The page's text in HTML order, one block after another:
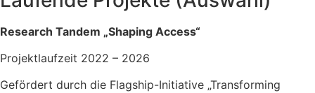
Research Tandem „Shaping Access“
Projektlaufzeit 2022 – 2026
Gefördert durch die Flagship-Initiative „Transforming